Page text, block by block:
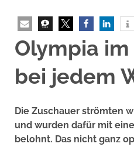
Olympia
bei jedem
Die Zuschauer strömten
und wurden dafür mit
belohnt. Das nicht ganz